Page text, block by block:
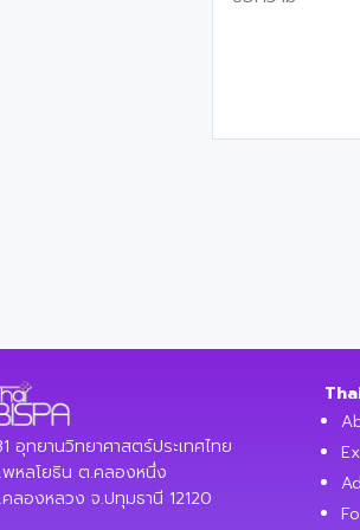
อุทยานวิทยาศาสตร์ประเทศไทย
พหลโยธิน ต.คลองหนึ่ง
ลองหลวง จ.ปทุมธานี 12120